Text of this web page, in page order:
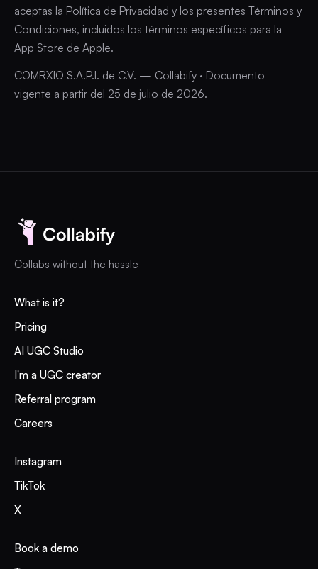
aceptas la Política de Privacidad y los presentes Términos y
Condiciones, incluidos los términos específicos para la
App Store de Apple.
COMRXIO S.A.P.I. de C.V. — Collabify · Documento
vigente a partir del 25 de julio de 2026.
Collabs without the hassle
What is it?
Pricing
AI UGC Studio
I'm a UGC creator
Referral program
Careers
Instagram
TikTok
X
Book a demo